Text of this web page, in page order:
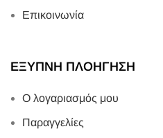
Επικοινωνία
ΕΞΥΠΝΗ ΠΛΟΗΓΗΣΗ
Ο λογαριασμός μου
Παραγγελίες